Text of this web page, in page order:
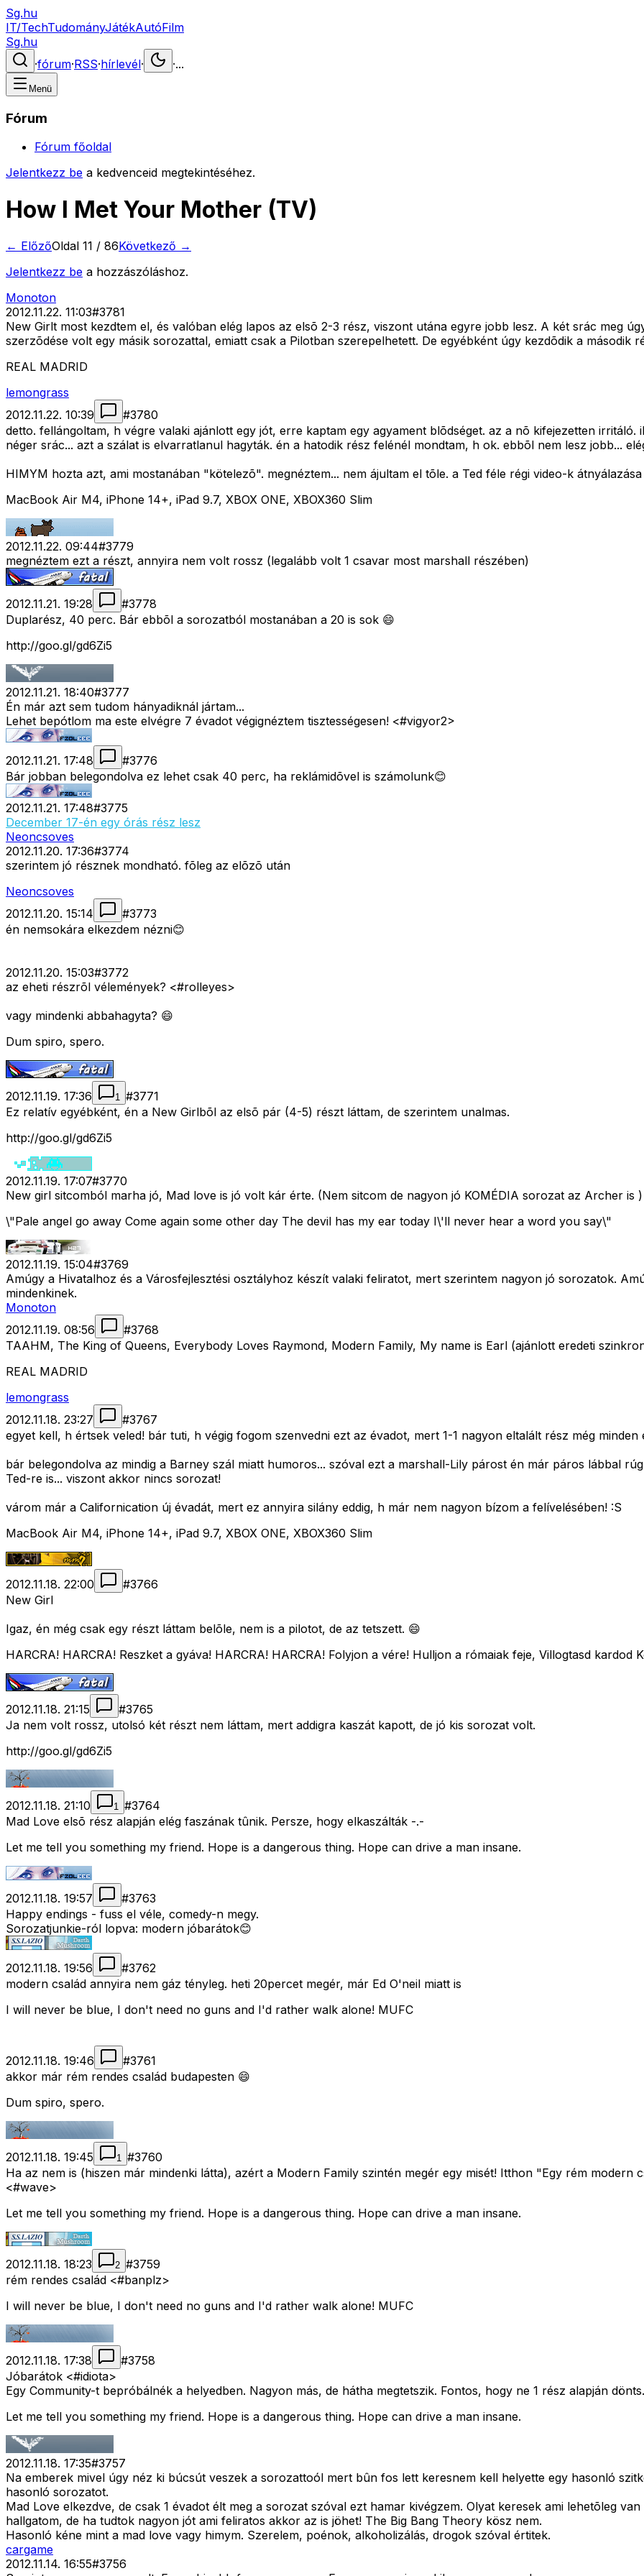
Sg.hu
IT/TechTudományJátékAutóFilm
Sg.hu
·fórum·RSS·hírlevél· ·...
Menü
Fórum
Fórum főoldal
Jelentkezz be a kedvenceid megtekintéséhez.
How I Met Your Mother (TV)
← ElőzőOldal 11 / 86Következő →
Jelentkezz be a hozzászóláshoz.
Monoton
2012.11.22. 11:03#3781
New Girlt most kezdtem el, és valóban elég lapos az elsõ 2-3 rész, viszont utána egyre jobb lesz. A két srác meg
szerzõdése volt egy másik sorozattal, emiatt csak a Pilotban szerepelhetett. De egyébként úgy kezdõdik a második
REAL MADRID
lemongrass
2012.11.22. 10:39
#3780
detto. fellángoltam, h végre valaki ajánlott egy jót, erre kaptam egy agyament blõdséget. az a nõ kifejezetten
néger srác... azt a szálat is elvarratlanul hagyták. én a hatodik rész felénél mondtam, h ok. ebbõl nem lesz jobb...
HIMYM hozta azt, ami mostanában "kötelezõ". megnéztem... nem ájultam el tõle. a Ted féle régi video-k
MacBook Air M4, iPhone 14+, iPad 9.7, XBOX ONE, XBOX360 Slim
2012.11.22. 09:44#3779
megnéztem ezt a részt, annyira nem volt rossz (legalább volt 1 csavar most marshall részében)
2012.11.21. 19:28 #3778
Duplarész, 40 perc. Bár ebbõl a sorozatból mostanában a 20 is sok 😄
http://goo.gl/gd6Zi5
2012.11.21. 18:40#3777
Én már azt sem tudom hányadiknál jártam...
Lehet bepótlom ma este elvégre 7 évadot végignéztem tisztességesen! <#vigyor2>
2012.11.21. 17:48 #3776
Bár jobban belegondolva ez lehet csak 40 perc, ha reklámidõvel is számolunk😊
2012.11.21. 17:48#3775
December 17-én egy órás rész lesz
Neoncsoves
2012.11.20. 17:36#3774
szerintem jó résznek mondható. fõleg az elõzõ után
Neoncsoves
2012.11.20. 15:14
#3773
én nemsokára elkezdem nézni😊
2012.11.20. 15:03#3772
az eheti részrõl vélemények? <#rolleyes>
vagy mindenki abbahagyta? 😄
Dum spiro, spero.
2012.11.19. 17:36 1 #3771
Ez relatív egyébként, én a New Girlbõl az elsõ pár (4-5) részt láttam, de szerintem unalmas.
http://goo.gl/gd6Zi5
2012.11.19. 17:07#3770
New girl sitcomból marha jó, Mad love is jó volt kár érte. (Nem sitcom de nagyon jó KOMÉDIA sorozat az Archer is )
\"Pale angel go away Come again some other day The devil has my ear today I\'ll never hear a word you say\"
2012.11.19. 15:04#3769
Amúgy a Hivatalhoz és a Városfejlesztési osztályhoz készít valaki feliratot, mert szerintem nagyon jó sorozatok.
mindenkinek.
Monoton
2012.11.19. 08:56
#3768
TAAHM, The King of Queens, Everybody Loves Raymond, Modern Family, My name is Earl (ajánlott eredeti
REAL MADRID
lemongrass
2012.11.18. 23:27
#3767
egyet kell, h értsek veled! bár tuti, h végig fogom szenvedni ezt az évadot, mert 1-1 nagyon eltalált rész még minden
bár belegondolva az mindig a Barney szál miatt humoros... szóval ezt a marshall-Lily párost én már páros lábbal
Ted-re is... viszont akkor nincs sorozat!
várom már a Californication új évadát, mert ez annyira silány eddig, h már nem nagyon bízom a felívelésében! :S
MacBook Air M4, iPhone 14+, iPad 9.7, XBOX ONE, XBOX360 Slim
2012.11.18. 22:00 #3766
New Girl
Igaz, én még csak egy részt láttam belõle, nem is a pilotot, de az tetszett. 😄
HARCRA! HARCRA! Reszket a gyáva! HARCRA! HARCRA! Folyjon a vére! Hulljon a rómaiak feje, Villogtasd kardod
2012.11.18. 21:15 #3765
Ja nem volt rossz, utolsó két részt nem láttam, mert addigra kaszát kapott, de jó kis sorozat volt.
http://goo.gl/gd6Zi5
2012.11.18. 21:10 1 #3764
Mad Love elsõ rész alapján elég faszának tûnik. Persze, hogy elkaszálták -.-
Let me tell you something my friend. Hope is a dangerous thing. Hope can drive a man insane.
2012.11.18. 19:57 #3763
Happy endings - fuss el véle, comedy-n megy.
Sorozatjunkie-ról lopva: modern jóbarátok😊
2012.11.18. 19:56 #3762
modern család annyira nem gáz tényleg. heti 20percet megér, már Ed O'neil miatt is
I will never be blue, I don't need no guns and I'd rather walk alone! MUFC
2012.11.18. 19:46 #3761
akkor már rém rendes család budapesten 😄
Dum spiro, spero.
2012.11.18. 19:45 1 #3760
Ha az nem is (hiszen már mindenki látta), azért a Modern Family szintén megér egy misét! Itthon "Egy rém modern
<#wave>
Let me tell you something my friend. Hope is a dangerous thing. Hope can drive a man insane.
2012.11.18. 18:23 2 #3759
rém rendes család <#banplz>
I will never be blue, I don't need no guns and I'd rather walk alone! MUFC
2012.11.18. 17:38 #3758
Jóbarátok <#idiota>
Egy Community-t bepróbálnék a helyedben. Nagyon más, de hátha megtetszik. Fontos, hogy ne 1 rész alapján dönts.
Let me tell you something my friend. Hope is a dangerous thing. Hope can drive a man insane.
2012.11.18. 17:35#3757
Na emberek mivel úgy néz ki búcsút veszek a sorozattoól mert bûn fos lett keresnem kell helyette egy hasonló
hasonló sorozatot.
Mad Love elkezdve, de csak 1 évadot élt meg a sorozat szóval ezt hamar kivégzem. Olyat keresek ami lehetõleg
hallgatom, de ha tudtok nagyon jót ami feliratos akkor az is jöhet! The Big Bang Theory kösz nem.
Hasonló kéne mint a mad love vagy himym. Szerelem, poénok, alkoholizálás, drogok szóval értitek.
cargame
2012.11.14. 16:55#3756